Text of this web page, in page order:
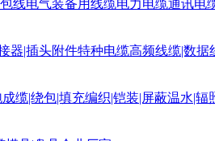
线电气装备用线缆电力电缆通讯电
器|插头附件特种电缆高频线缆|数据
成缆|绕包|填充编织|铠装|屏蔽温水|辐